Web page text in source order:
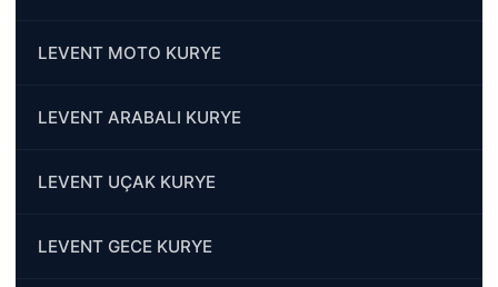
LEVENT MOTO KURYE
LEVENT ARABALI KURYE
LEVENT UÇAK KURYE
LEVENT GECE KURYE